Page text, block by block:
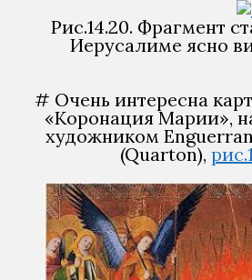
Рис.14.20. Фрагмент
Иерусалиме ясно
# Очень интересна
«Коронация Марии»,
художником
(Quarton),